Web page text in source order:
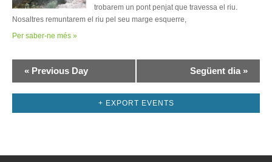
trobarem un pont penjat que travessa el riu.
Nosaltres remuntarem el riu pel seu marge esquerre,
Per saber-ne més »
Navegació
dia
« Previous Day Següent dia »
+ EXPORT EVENTS